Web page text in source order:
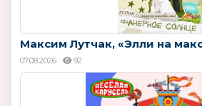
Максим Лутчак, «Элли на
07.08.2026 92